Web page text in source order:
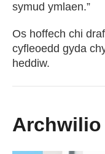
symud ymlaen.”
Os hoffech chi
cyfleoedd gyda
heddiw.
Archwilio